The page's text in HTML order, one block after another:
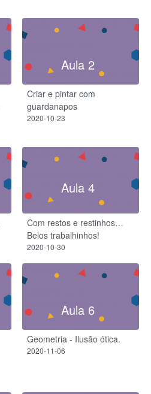
Aula 2
Criar e pintar com
guardanapos
2020-10-23
Aula 4
Com restos e restinhos…
Belos trabalhinhos!
2020-10-30
Aula 6
Geometria - Ilusão ótica.
2020-11-06